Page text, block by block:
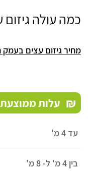
כמה עולה
מחיר גיזום עצים
₪ עלות ממוצעת
עד 4 מ'
בין 4 מ' ל- 8 מ'